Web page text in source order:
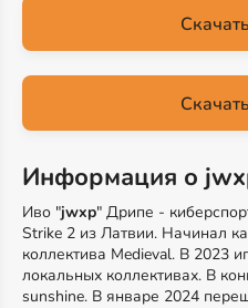
Информация о
Иво "jwxp" Дрипе -
Strike 2 из Латвии. Начинал
коллектива Medieval. В 2023
локальных коллективах. В
sunshine. В январе 2024